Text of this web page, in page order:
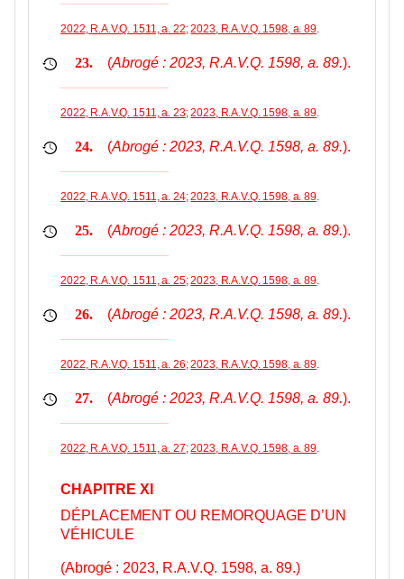
2022, R.A.V.Q. 1511, a. 22;2023, R.A.V.Q. 1598, a. 89.
23. (Abrogé : 2023, R.A.V.Q. 1598, a. 89.).
2022, R.A.V.Q. 1511, a. 23;2023, R.A.V.Q. 1598, a. 89.
24. (Abrogé : 2023, R.A.V.Q. 1598, a. 89.).
2022, R.A.V.Q. 1511, a. 24;2023, R.A.V.Q. 1598, a. 89.
25. (Abrogé : 2023, R.A.V.Q. 1598, a. 89.).
2022, R.A.V.Q. 1511, a. 25;2023, R.A.V.Q. 1598, a. 89.
26. (Abrogé : 2023, R.A.V.Q. 1598, a. 89.).
2022, R.A.V.Q. 1511, a. 26;2023, R.A.V.Q. 1598, a. 89.
27. (Abrogé : 2023, R.A.V.Q. 1598, a. 89.).
2022, R.A.V.Q. 1511, a. 27;2023, R.A.V.Q. 1598, a. 89.
CHAPITRE XI
DÉPLACEMENT OU REMORQUAGE D’UN
VÉHICULE
(Abrogé : 2023, R.A.V.Q. 1598, a. 89.)